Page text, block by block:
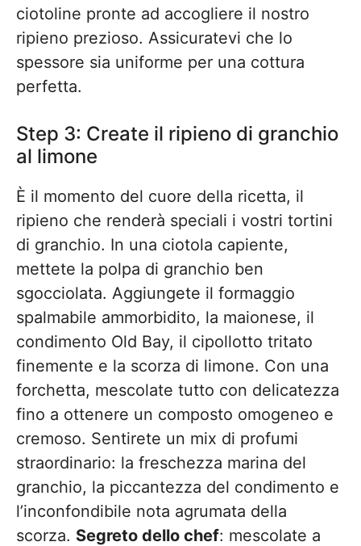
ciotoline pronte ad accogliere il nostro
ripieno prezioso. Assicuratevi che lo
spessore sia uniforme per una cottura
perfetta.
Step 3: Create il ripieno di granchio
al limone
È il momento del cuore della ricetta, il
ripieno che renderà speciali i vostri tortini
di granchio. In una ciotola capiente,
mettete la polpa di granchio ben
sgocciolata. Aggiungete il formaggio
spalmabile ammorbidito, la maionese, il
condimento Old Bay, il cipollotto tritato
finemente e la scorza di limone. Con una
forchetta, mescolate tutto con delicatezza
fino a ottenere un composto omogeneo e
cremoso. Sentirete un mix di profumi
straordinario: la freschezza marina del
granchio, la piccantezza del condimento e
l’inconfondibile nota agrumata della
scorza. Segreto dello chef: mescolate a